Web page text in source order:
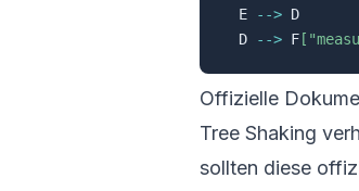
  E
--> D
  D
--> F
Offizielle
Tree Shaking
sollten diese